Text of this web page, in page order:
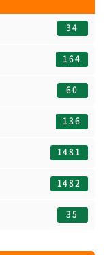
34
164
60
136
1481
1482
35